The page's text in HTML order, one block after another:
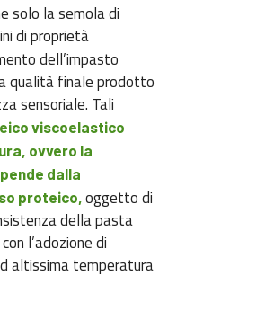
solo la semola di
di proprietà
dell’impasto
qualità finale prodotto
sensoriale. Tali
viscoelastico
ovvero la
dalla
proteico, oggetto di
della pasta
l’adozione di
altissima temperatura